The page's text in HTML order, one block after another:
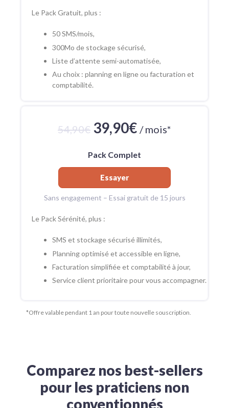
Le Pack Gratuit, plus :
50 SMS/mois,
300Mo de stockage sécurisé,
Liste d’attente semi-automatisée,
Au choix : planning en ligne ou facturation et
comptabilité.
54,90€ 39,90€ / mois*
Pack Complet
Essayer
Sans engagement – Essai gratuit de 15 jours
Le Pack Sérénité, plus :
SMS et stockage sécurisé illimités,
Planning optimisé et accessible en ligne,
Facturation simplifiée et comptabilité à jour,
Service client prioritaire pour vous accompagner.
*Offre valable pendant 1 an pour toute nouvelle souscription.
Comparez nos best-sellers
pour les praticiens non
conventionnés